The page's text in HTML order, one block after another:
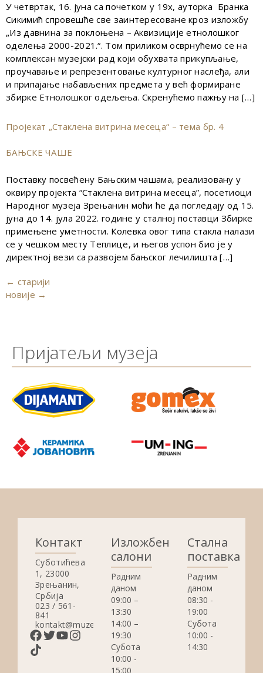
У четвртак, 16. јуна са почетком у 19х, ауторка Бранка
Сикимић спровешће све заинтересоване кроз изложбу
„Из давнина за поклоњена – Аквизиције етнолошког
оделења 2000-2021.“. Том приликом осврнућемо се на
комплексан музејски рад који обухвата прикупљање,
проучавање и репрезентовање културног наслеђа, али
и припајање набављених предмета у већ формиране
збирке Етнолошког одељења. Скренућемо пажњу на […]
Пројекат „Стаклена витрина месеца“ – тема бр. 4
БАЊСКЕ ЧАШЕ
Поставку посвећену Бањским чашама, реализовану у
оквиру пројекта “Стаклена витрина месеца”, посетиоци
Народног музеја Зрењанин моћи ће да погледају од 15.
јуна до 14. јула 2022. године у сталној поставци Збирке
примењене уметности. Колевка овог типа стакла налази
се у чешком месту Теплице, и његов успон био је у
директној вези са развојем бањског лечилишта […]
← старији
новије →
Пријатељи музеја
Контакт
Суботићева
1, 23000
Зрењанин,
Србија
023 / 561-
841
kontakt@muzejzrenjanin.org.rs
Изложбени
салони
Радним
даном
09:00 –
13:30
14:00 –
19:30
Субота
10:00 -
15:00
Стална
поставка
Радним
даном
08:30 -
19:00
Субота
10:00 -
14:30